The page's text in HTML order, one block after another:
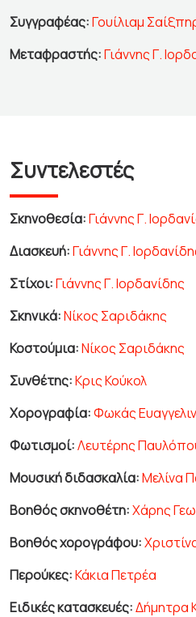
Συγγραφέας:Γουίλιαμ
Μεταφραστής:Γιάννης Γ.
Συντελεστές
Σκηνοθεσία:Γιάννης Γ.
Διασκευή:Γιάννης Γ.
Στίχοι:Γιάννης Γ. Ιορδανίδης
Σκηνικά:Νίκος Σαριδάκης
Κοστούμια:Νίκος Σαριδάκης
Συνθέτης:Κρις Κούκολ
Χορογραφία:Φωκάς
Φωτισμοί:Λευτέρης
Μουσική διδασκαλία:Μελίνα
Βοηθός σκηνοθέτη:Χάρης
Βοηθός χορογράφου:
Περούκες:Κάκια Πετρέα
Ειδικές κατασκευές:Δήμητρα